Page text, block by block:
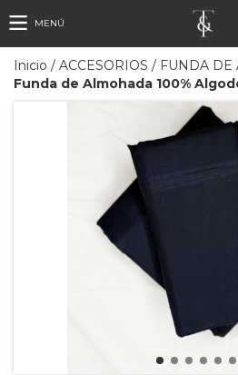
MENÚ
Inicio / ACCESORIOS / FUNDA DE
Funda de Almohada 100%